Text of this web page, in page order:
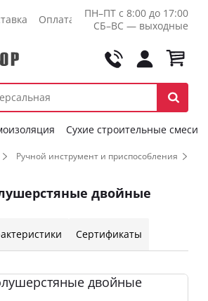
Оплата Контакты Оптовикам
ПН–ПТ с 8:00 до 17:00
СБ–ВС — выходные
Сухие строительные смеси
Ручной инструмент и приспособления
двойные
Сертификаты